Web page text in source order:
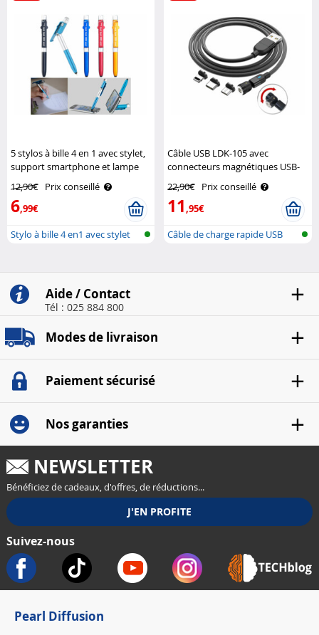
5 stylos à bille 4 en 1 avec stylet,
support smartphone et lampe
12,90€ Prix conseillé
6,99€
Stylo à bille 4 en1 avec stylet
Câble USB LDK-105 avec
connecteurs magnétiques USB-
22,90€ Prix conseillé
11,95€
Câble de charge rapide USB
Aide / Contact
Tél : 025 884 800
Modes de livraison
Paiement sécurisé
Nos garanties
NEWSLETTER
Bénéficiez de cadeaux, d'offres, de réductions...
Suivez-nous
Pearl Diffusion